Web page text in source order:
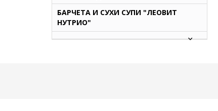
БАРЧЕТА И СУХИ СУПИ "ЛЕОВИТ
НУТРИО"